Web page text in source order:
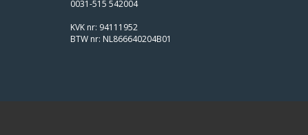
0031-515 542004
KVK nr: 94111952
BTW nr: NL866640204B01